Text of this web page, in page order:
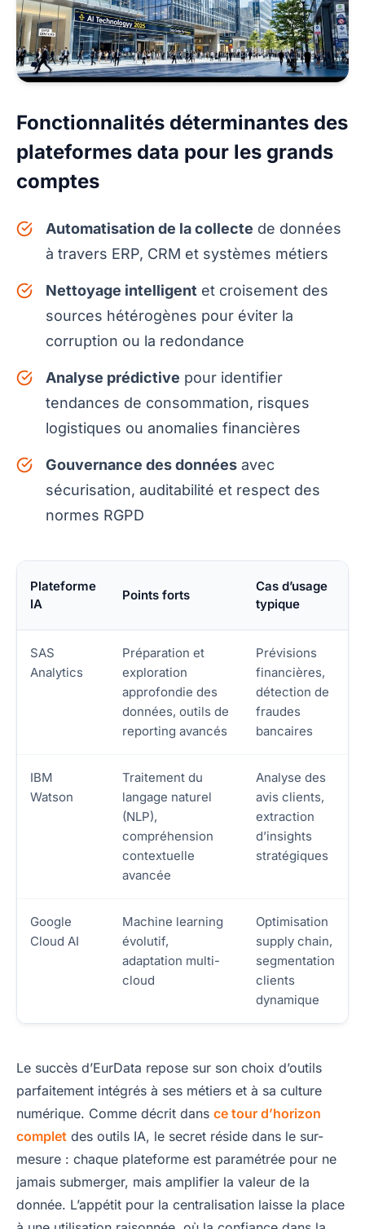
Fonctionnalités déterminantes des
plateformes data pour les grands
comptes
Automatisation de la collecte de données
à travers ERP, CRM et systèmes métiers
Nettoyage intelligent et croisement des
sources hétérogènes pour éviter la
corruption ou la redondance
Analyse prédictive pour identifier
tendances de consommation, risques
logistiques ou anomalies financières
Gouvernance des données avec
sécurisation, auditabilité et respect des
normes RGPD
Plateforme
IA
Points forts
Cas d’usage
typique
SAS
Analytics
Préparation et
exploration
approfondie des
données, outils de
reporting avancés
Prévisions
financières,
détection de
fraudes
bancaires
IBM
Watson
Traitement du
langage naturel
(NLP),
compréhension
contextuelle
avancée
Analyse des
avis clients,
extraction
d’insights
stratégiques
Google
Cloud AI
Machine learning
évolutif,
adaptation multi-
cloud
Optimisation
supply chain,
segmentation
clients
dynamique
Le succès d’EurData repose sur son choix d’outils
parfaitement intégrés à ses métiers et à sa culture
numérique. Comme décrit dans ce tour d’horizon
complet des outils IA, le secret réside dans le sur-
mesure : chaque plateforme est paramétrée pour ne
jamais submerger, mais amplifier la valeur de la
donnée. L’appétit pour la centralisation laisse la place